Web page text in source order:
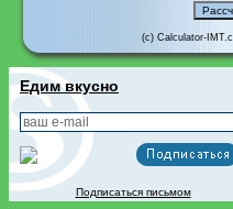
(c) Calculator-
Едим вкусно
Подписаться письмом